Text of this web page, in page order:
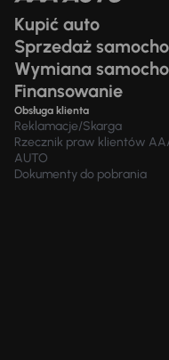
Kupić auto
Sprzedaż
Wymiana
Finansowanie
Obsługa klienta
Reklamacje/Skarga
Rzecznik praw klientów
AUTO
Dokumenty do pobrania